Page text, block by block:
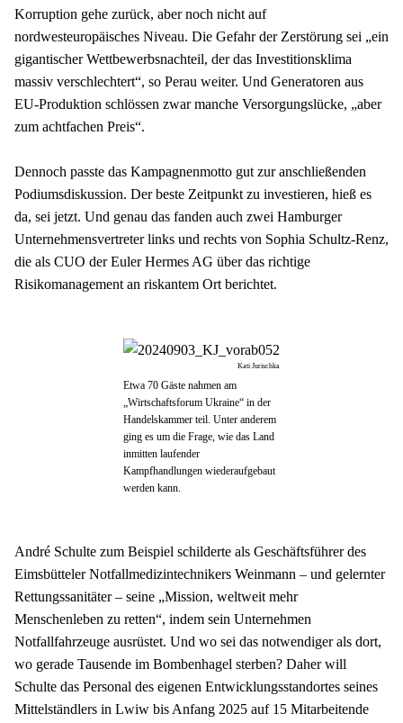
Korruption gehe zurück, aber noch nicht auf
nordwesteuropäisches Niveau. Die Gefahr der Zerstörung sei „ein
gigantischer Wettbewerbsnachteil, der das Investitionsklima
massiv verschlechtert“, so Perau weiter. Und Generatoren aus
EU-Produktion schlössen zwar manche Versorgungslücke, „aber
zum achtfachen Preis“.
Dennoch passte das Kampagnenmotto gut zur anschließenden
Podiumsdiskussion. Der beste Zeitpunkt zu investieren, hieß es
da, sei jetzt. Und genau das fanden auch zwei Hamburger
Unternehmensvertreter links und rechts von Sophia Schultz-Renz,
die als CUO der Euler Hermes AG über das richtige
Risikomanagement an riskantem Ort berichtet.
Kati Jurischka
Etwa 70 Gäste nahmen am
„Wirtschaftsforum Ukraine“ in der
Handelskammer teil. Unter anderem
ging es um die Frage, wie das Land
inmitten laufender
Kampfhandlungen wiederaufgebaut
werden kann.
André Schulte zum Beispiel schilderte als Geschäftsführer des
Eimsbütteler Notfallmedizintechnikers Weinmann – und gelernter
Rettungssanitäter – seine „Mission, weltweit mehr
Menschenleben zu retten“, indem sein Unternehmen
Notfallfahrzeuge ausrüstet. Und wo sei das notwendiger als dort,
wo gerade Tausende im Bombenhagel sterben? Daher will
Schulte das Personal des eigenen Entwicklungsstandortes seines
Mittelständlers in Lwiw bis Anfang 2025 auf 15 Mitarbeitende